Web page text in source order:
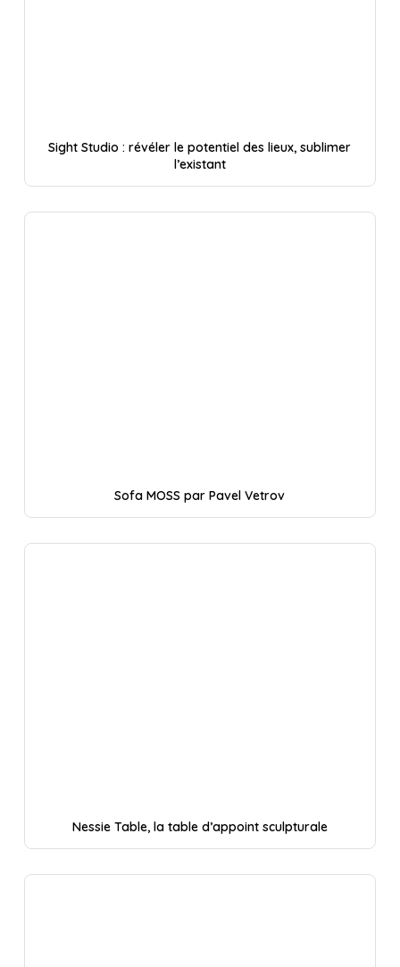
Sight Studio : révéler le potentiel des lieux, sublimer
l’existant
Sofa MOSS par Pavel Vetrov
Nessie Table, la table d’appoint sculpturale